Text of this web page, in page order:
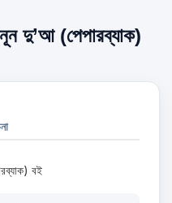
দু’আ (পেপারব্যাক)
বই